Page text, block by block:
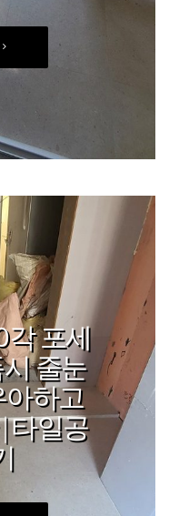
각 포세
줄눈
아하고
타일공